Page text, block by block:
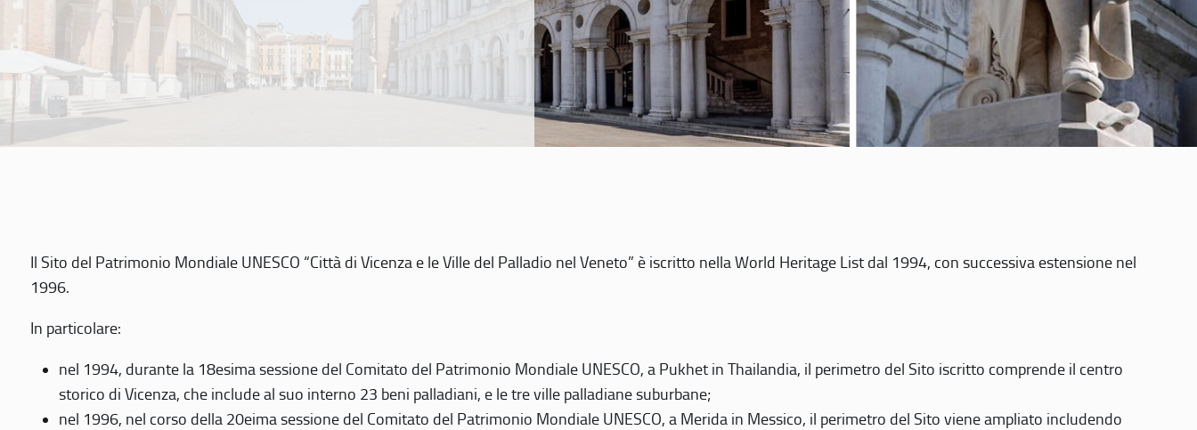
Il Sito del Patrimonio Mondiale UNESCO “Città di Vicenza e le Ville del Palladio nel Veneto” è iscritto nella World Heritage List dal 1994, con successiva estensione nel
1996.
In particolare:
nel 1994, durante la 18esima sessione del Comitato del Patrimonio Mondiale UNESCO, a Pukhet in Thailandia, il perimetro del Sito iscritto comprende il centro
storico di Vicenza, che include al suo interno 23 beni palladiani, e le tre ville palladiane suburbane;
nel 1996, nel corso della 20eima sessione del Comitato del Patrimonio Mondiale UNESCO, a Merida in Messico, il perimetro del Sito viene ampliato includendo